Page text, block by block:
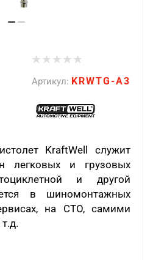
Артикул: KRWTG-A3
KraftWell
служит
легковых и грузовых
и другой
в шиномонтажных
на СТО, самими